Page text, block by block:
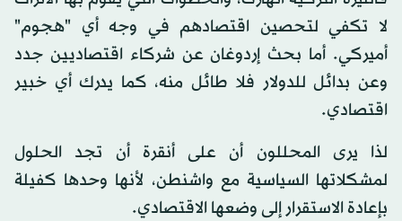
لا تكفي لتحصين اقتصادهم في وجه أي "هجوم"
أميركي. أما بحث إردوغان عن شركاء اقتصاديين جدد
وعن بدائل للدولار فلا طائل منه، كما يدرك أي خبير
اقتصادي.
لذا يرى المحللون أن على أنقرة أن تجد الحلول
لمشكلاتها السياسية مع واشنطن، لأنها وحدها كفيلة
بإعادة الاستقرار إلى وضعها الاقتصادي.